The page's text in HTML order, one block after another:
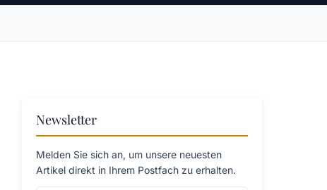
Newsletter
Melden Sie sich an, um unsere neuesten
Artikel direkt in Ihrem Postfach zu erhalten.